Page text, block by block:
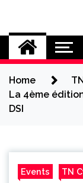
content
Home
La 4ème
DSI
Events TN